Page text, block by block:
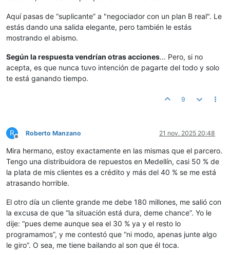
Aquí pasas de “suplicante” a "negociador con un plan B real". Le
estás dando una salida elegante, pero también le estás
mostrando el abismo.
Según la respuesta vendrían otras acciones… Pero, si no
acepta, es que nunca tuvo intención de pagarte del todo y solo
te está ganando tiempo.
9
R
Desconectado
Roberto Manzano 21 nov. 2025 20:48
Mira hermano, estoy exactamente en las mismas que el parcero.
Tengo una distribuidora de repuestos en Medellín, casi 50 % de
la plata de mis clientes es a crédito y más del 40 % se me está
atrasando horrible.
El otro día un cliente grande me debe 180 millones, me salió con
la excusa de que “la situación está dura, deme chance”. Yo le
dije: “pues deme aunque sea el 30 % ya y el resto lo
programamos”, y me contestó que “ni modo, apenas junte algo
le giro”. O sea, me tiene bailando al son que él toca.